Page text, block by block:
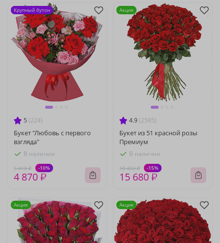
5 (224)
Букет "Любовь с первого
взгляда"
В наличии
5 410 ₽ -10%
4 870 ₽
Крупный бутон
4.9 (2585)
Букет из 51 красной розы
Премиум
В наличии
18 450 ₽ -15%
15 680 ₽
Акция
Акция Акция